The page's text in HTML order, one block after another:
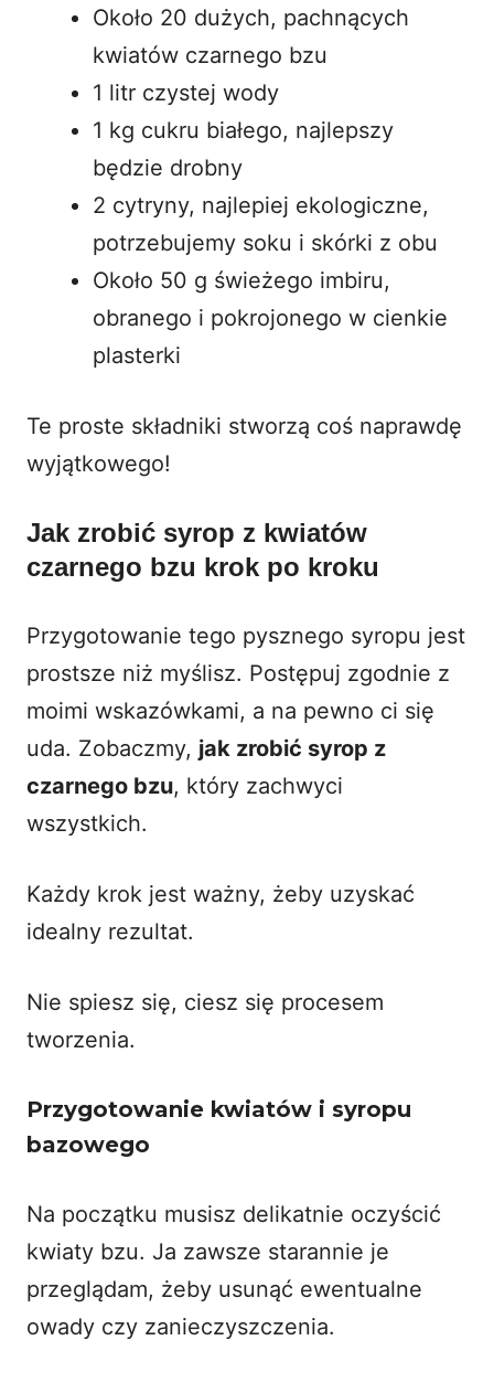
Około 20 dużych, pachnących
kwiatów czarnego bzu
1 litr czystej wody
1 kg cukru białego, najlepszy
będzie drobny
2 cytryny, najlepiej ekologiczne,
potrzebujemy soku i skórki z obu
Około 50 g świeżego imbiru,
obranego i pokrojonego w cienkie
plasterki
Te proste składniki stworzą coś naprawdę
wyjątkowego!
Jak zrobić syrop z kwiatów
czarnego bzu krok po kroku
Przygotowanie tego pysznego syropu jest
prostsze niż myślisz. Postępuj zgodnie z
moimi wskazówkami, a na pewno ci się
uda. Zobaczmy, jak zrobić syrop z
czarnego bzu, który zachwyci
wszystkich.
Każdy krok jest ważny, żeby uzyskać
idealny rezultat.
Nie spiesz się, ciesz się procesem
tworzenia.
Przygotowanie kwiatów i syropu
bazowego
Na początku musisz delikatnie oczyścić
kwiaty bzu. Ja zawsze starannie je
przeglądam, żeby usunąć ewentualne
owady czy zanieczyszczenia.